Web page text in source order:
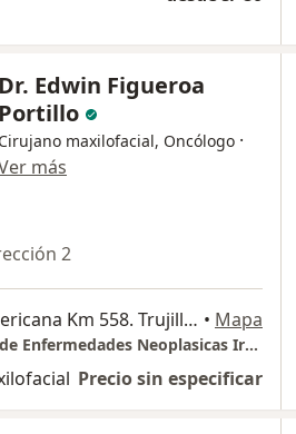
Dr. Edwin Figueroa
Portillo
Cirujano maxilofacial, Oncólogo ·
más
2
Carretera Panamericana Km 558. Trujillo., Trujillo • Mapa
Instituto Regional de Enfermedades Neoplasicas Iren Norte
Precio sin especificar